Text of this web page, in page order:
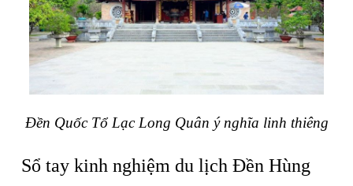
Đền Quốc Tổ Lạc Long Quân ý nghĩa linh thiêng
Sổ tay kinh nghiệm du lịch Đền Hùng